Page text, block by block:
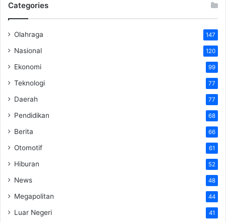
Categories
Olahraga 147
Nasional 120
Ekonomi 99
Teknologi 77
Daerah 77
Pendidikan 68
Berita 66
Otomotif 61
Hiburan 52
News 48
Megapolitan 44
Luar Negeri 41